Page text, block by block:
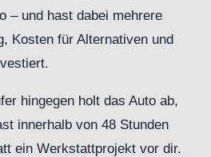
– und hast dabei mehrere
Kosten für Alternativen und
hingegen holt das Auto ab,
innerhalb von 48 Stunden
ein Werkstattprojekt vor dir.